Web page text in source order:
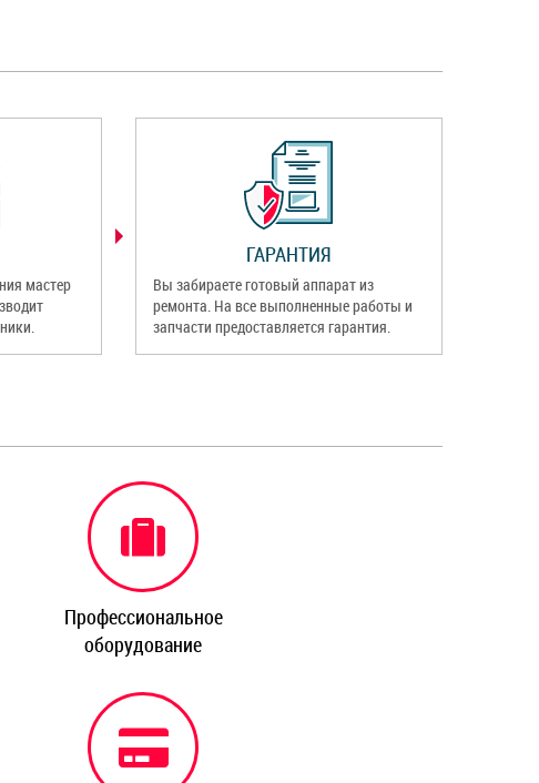
мастер
ГАРАНТИЯ
Вы забираете готовый аппарат из
ремонта. На все выполненные работы и
запчасти предоставляется гарантия.
Профессиональное
оборудование